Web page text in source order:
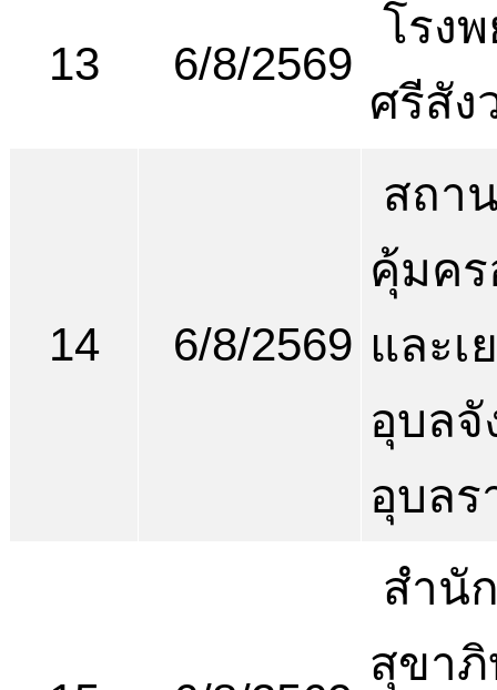
13 6/8/2569
โรง
ศรีสัง
14 6/8/2569
สถา
คุ้มคร
และเ
อุบลจั
อุบล
สำนั
สุขา